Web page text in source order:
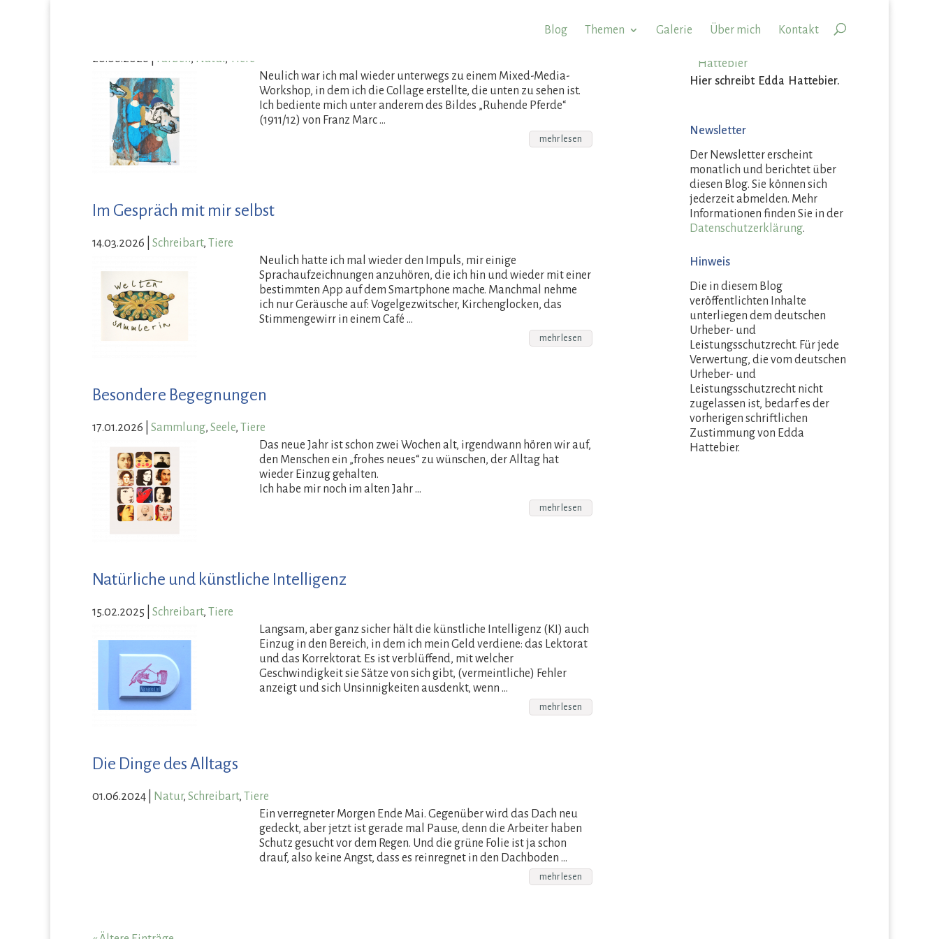
Blog Themen Galerie Über mich Kontakt
20.06.2026 | Farben, Natur, Tiere
Neulich war ich mal wieder unterwegs zu einem Mixed-Media-
Workshop, in dem ich die Collage erstellte, die unten zu sehen ist.
Ich bediente mich unter anderem des Bildes „Ruhende Pferde“
(1911/12) von Franz Marc …
mehr lesen
Im Gespräch mit mir selbst
14.03.2026 Schreibart, Tiere
Neulich hatte ich mal wieder den Impuls, mir einige
Sprachaufzeichnungen anzuhören, die ich hin und wieder mit einer
bestimmten App auf dem Smartphone mache. Manchmal nehme
ich nur Geräusche auf: Vogelgezwitscher, Kirchenglocken, das
Stimmengewirr in einem Café …
mehr lesen
Besondere Begegnungen
17.01.2026 Sammlung, Seele, Tiere
Das neue Jahr ist schon zwei Wochen alt, irgendwann hören wir auf,
den Menschen ein „frohes neues“ zu wünschen, der Alltag hat
wieder Einzug gehalten.
Ich habe mir noch im alten Jahr …
mehr lesen
Natürliche und künstliche Intelligenz
15.02.2025 Schreibart, Tiere
Langsam, aber ganz sicher hält die künstliche Intelligenz (KI) auch
Einzug in den Bereich, in dem ich mein Geld verdiene: das Lektorat
und das Korrektorat. Es ist verblüffend, mit welcher
Geschwindigkeit sie Sätze von sich gibt, (vermeintliche) Fehler
anzeigt und sich Unsinnigkeiten ausdenkt, wenn …
mehr lesen
Die Dinge des Alltags
01.06.2024 Natur, Schreibart, Tiere
Ein verregneter Morgen Ende Mai. Gegenüber wird das Dach neu
gedeckt, aber jetzt ist gerade mal Pause, denn die Arbeiter haben
Schutz gesucht vor dem Regen. Und die grüne Folie ist ja schon
drauf, also keine Angst, dass es reinregnet in den Dachboden …
mehr lesen
Hier schreibt Edda Hattebier.
Newsletter
Der Newsletter erscheint
monatlich und berichtet über
diesen Blog. Sie können sich
jederzeit abmelden. Mehr
Informationen finden Sie in der
Datenschutzerklärung.
Hinweis
Die in diesem Blog
veröffentlichten Inhalte
unterliegen dem deutschen
Urheber- und
Leistungsschutzrecht. Für jede
Verwertung, die vom deutschen
Urheber- und
Leistungsschutzrecht nicht
zugelassen ist, bedarf es der
vorherigen schriftlichen
Zustimmung von Edda
Hattebier.